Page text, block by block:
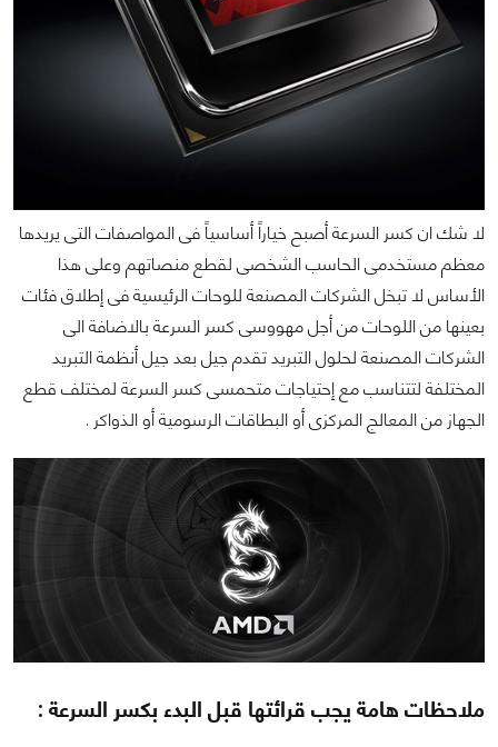
لا شك ان كسر السرعة أصبح خياراً أساسياً فى المواصفات التى يريدها
معظم مستخدمى الحاسب الشخصى لقطع منصاتهم وعلى هذا
الأساس لا تبخل الشركات المصنعة للوحات الرئيسية فى إطلاق فئات
بعينها من اللوحات من أجل مهووسى كسر السرعة بالاضافة الى
الشركات المصنعة لحلول التبريد تقدم جيل بعد جيل أنظمة التبريد
المختلفة لتتناسب مع إحتياجات متحمسى كسر السرعة لمختلف قطع
الجهاز من المعالج المركزى أو البطاقات الرسومية أو الذواكر .
ملاحظات هامة يجب قرائتها قبل البدء بكسر السرعة :